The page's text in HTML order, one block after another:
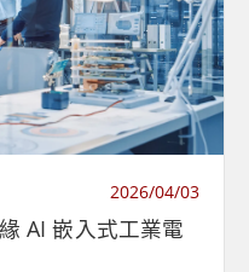
2026/04/03
AI 嵌入式工業電